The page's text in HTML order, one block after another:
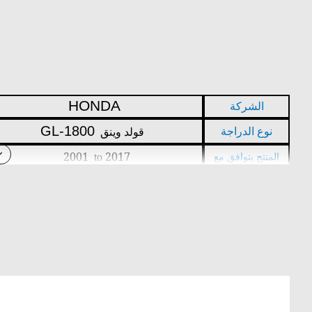
الشركة HONDA
نوع الدراجة GL-1800 قولد وينق
المنتج يتوافق مع 2001 to 2017